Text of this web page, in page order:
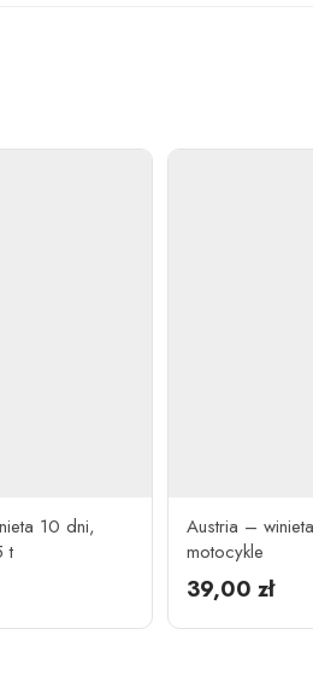
10 dni,
t
Austria –
motocykle
39,00 zł